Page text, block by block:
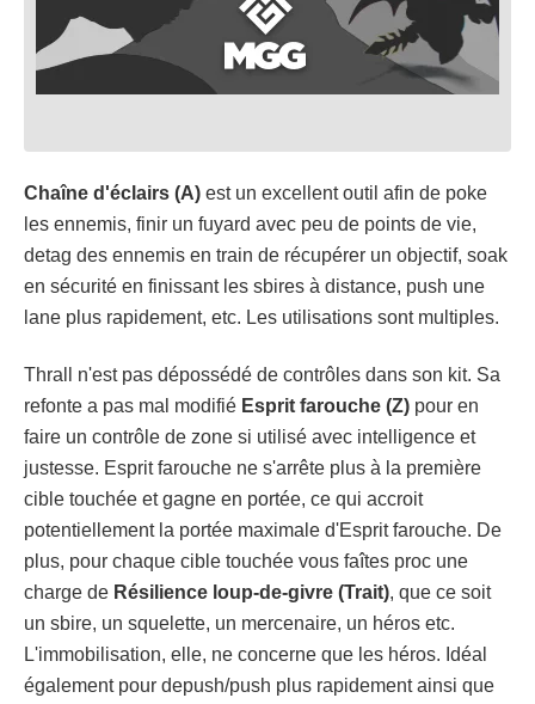
Chaîne d'éclairs (A) est un excellent outil afin de poke
les ennemis, finir un fuyard avec peu de points de vie,
detag des ennemis en train de récupérer un objectif, soak
en sécurité en finissant les sbires à distance, push une
lane plus rapidement, etc. Les utilisations sont multiples.
Thrall n'est pas dépossédé de contrôles dans son kit. Sa
refonte a pas mal modifié Esprit farouche (Z) pour en
faire un contrôle de zone si utilisé avec intelligence et
justesse. Esprit farouche ne s'arrête plus à la première
cible touchée et gagne en portée, ce qui accroit
potentiellement la portée maximale d'Esprit farouche. De
plus, pour chaque cible touchée vous faîtes proc une
charge de Résilience loup-de-givre (Trait), que ce soit
un sbire, un squelette, un mercenaire, un héros etc.
L'immobilisation, elle, ne concerne que les héros. Idéal
également pour depush/push plus rapidement ainsi que